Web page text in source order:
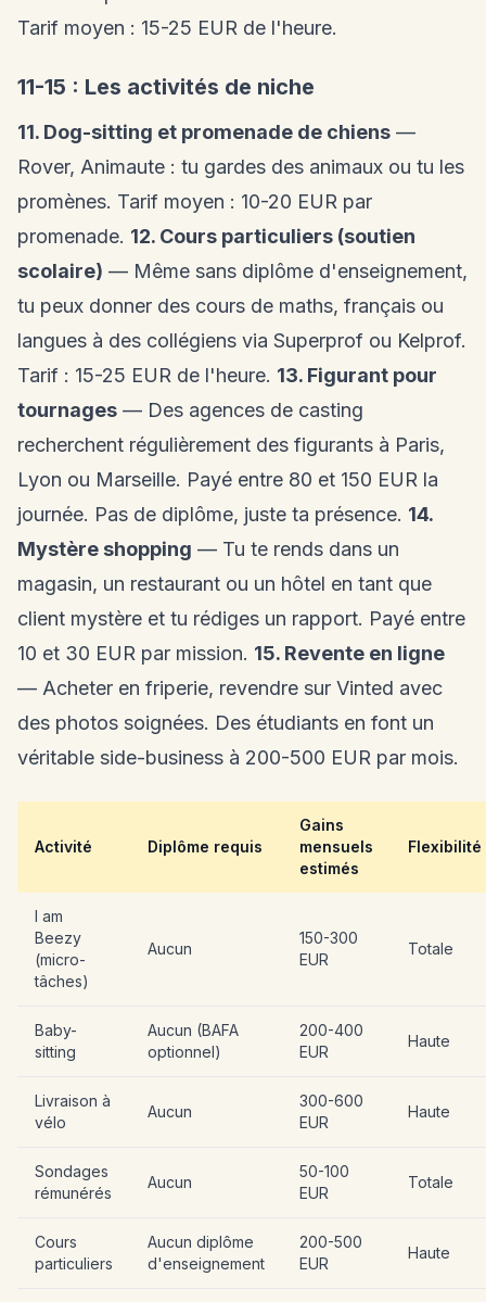
Tarif moyen : 15-25 EUR de l'heure.
11-15 : Les activités de niche
11. Dog-sitting et promenade de chiens —
Rover, Animaute : tu gardes des animaux ou tu les
promènes. Tarif moyen : 10-20 EUR par
promenade. 12. Cours particuliers (soutien
scolaire) — Même sans diplôme d'enseignement,
tu peux donner des cours de maths, français ou
langues à des collégiens via Superprof ou Kelprof.
Tarif : 15-25 EUR de l'heure. 13. Figurant pour
tournages — Des agences de casting
recherchent régulièrement des figurants à Paris,
Lyon ou Marseille. Payé entre 80 et 150 EUR la
journée. Pas de diplôme, juste ta présence. 14.
Mystère shopping — Tu te rends dans un
magasin, un restaurant ou un hôtel en tant que
client mystère et tu rédiges un rapport. Payé entre
10 et 30 EUR par mission. 15. Revente en ligne
— Acheter en friperie, revendre sur Vinted avec
des photos soignées. Des étudiants en font un
véritable side-business à 200-500 EUR par mois.
Activité Diplôme requis
Gains
mensuels
estimés
Flexibilité
I am
Beezy
(micro-
tâches)
Aucun
150-300
EUR
Totale
Baby-
sitting
Aucun (BAFA
optionnel)
200-400
EUR
Haute
Livraison à
vélo
Aucun
300-600
EUR
Haute
Sondages
rémunérés
Aucun
50-100
EUR
Totale
Cours
particuliers
Aucun diplôme
d'enseignement
200-500
EUR
Haute